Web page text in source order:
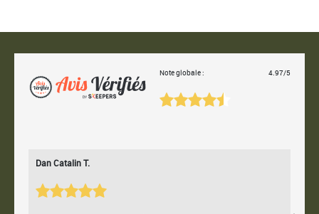
Note globale : 4.97/5
Dan Catalin T.